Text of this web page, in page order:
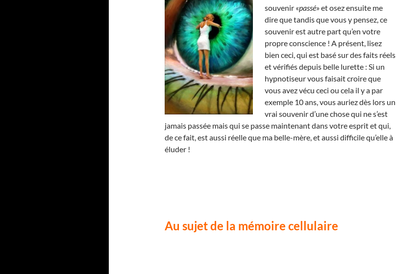
souvenir «passé» et osez ensuite me
dire que tandis que vous y pensez, ce
souvenir est autre part qu’en votre
propre conscience ! A présent, lisez
bien ceci, qui est basé sur des faits réels
et vérifiés depuis belle lurette : Si un
hypnotiseur vous faisait croire que
vous avez vécu ceci ou cela il y a par
exemple 10 ans, vous auriez dès lors un
vrai souvenir d’une chose qui ne s’est
jamais passée mais qui se passe maintenant dans votre esprit et qui,
de ce fait, est aussi réelle que ma belle-mère, et aussi difficile qu’elle à
éluder !
Au sujet de la mémoire cellulaire